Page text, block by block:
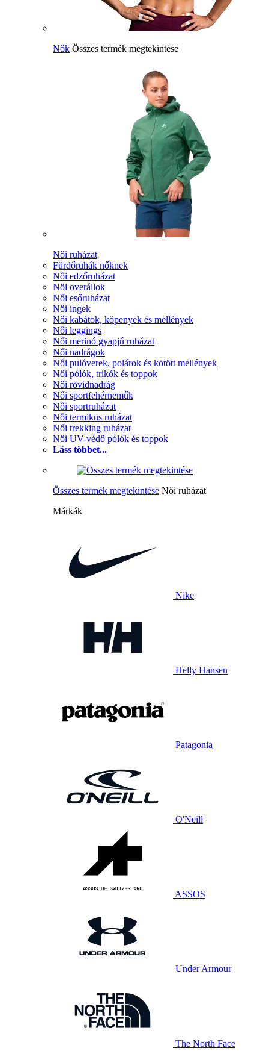
Nők Összes termék megtekintése
Női ruházat
Fürdőruhák nőknek
Női edzőruházat
Nöi overállok
Női esőruházat
Női ingek
Női kabátok, köpenyek és mellények
Női leggings
Női merinó gyapjú ruházat
Női nadrágok
Női pulóverek, polárok és kötött mellények
Női pólók, trikók és toppok
Női rövidnadrág
Női sportfehérneműk
Női sportruházat
Női termikus ruházat
Női trekking ruházat
Női UV-védő pólók és toppok
Láss többet...
Összes termék megtekintése Női ruházat
Márkák
Nike
Helly Hansen
Patagonia
O'Neill
ASSOS
Under Armour
The North Face